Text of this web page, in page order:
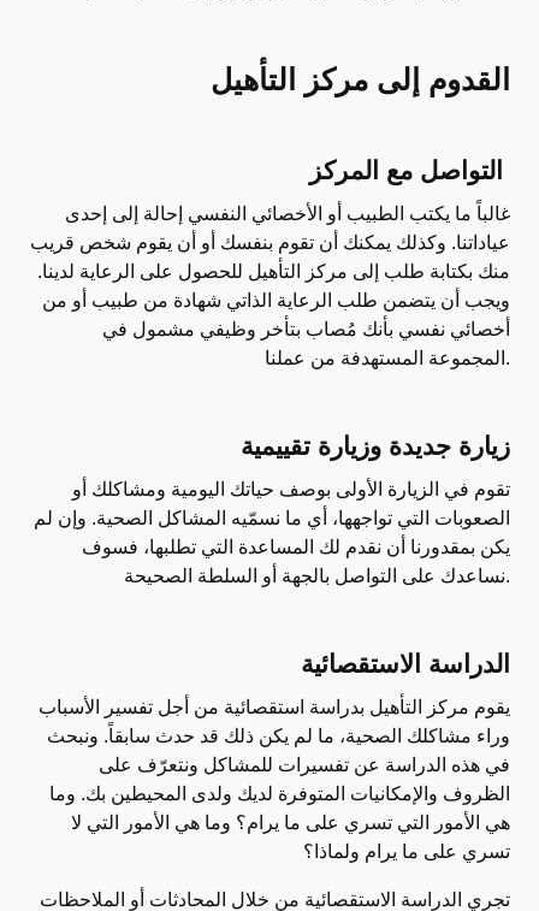
القدوم إلى مركز التأهيل
التواصل مع المركز
غالباً ما يكتب الطبيب أو الأخصائي النفسي إحالة إلى إحدى
عياداتنا. وكذلك يمكنك أن تقوم بنفسك أو أن يقوم شخص قريب
منك بكتابة طلب إلى مركز التأهيل للحصول على الرعاية لدينا.
ويجب أن يتضمن طلب الرعاية الذاتي شهادة من طبيب أو من
أخصائي نفسي بأنك مُصاب بتأخر وظيفي مشمول في
المجموعة المستهدفة من عملنا.
زيارة جديدة وزيارة تقييمية
تقوم في الزيارة الأولى بوصف حياتك اليومية ومشاكلك أو
الصعوبات التي تواجهها، أي ما نسمّيه المشاكل الصحية. وإن لم
يكن بمقدورنا أن نقدم لك المساعدة التي تطلبها، فسوف
نساعدك على التواصل بالجهة أو السلطة الصحيحة.
الدراسة الاستقصائية
يقوم مركز التأهيل بدراسة استقصائية من أجل تفسير الأسباب
وراء مشاكلك الصحية، ما لم يكن ذلك قد حدث سابقاً. ونبحث
في هذه الدراسة عن تفسيرات للمشاكل ونتعرّف على
الظروف والإمكانيات المتوفرة لديك ولدى المحيطين بك. وما
هي الأمور التي تسري على ما يرام؟ وما هي الأمور التي لا
تسري على ما يرام ولماذا؟
تجري الدراسة الاستقصائية من خلال المحادثات أو الملاحظات